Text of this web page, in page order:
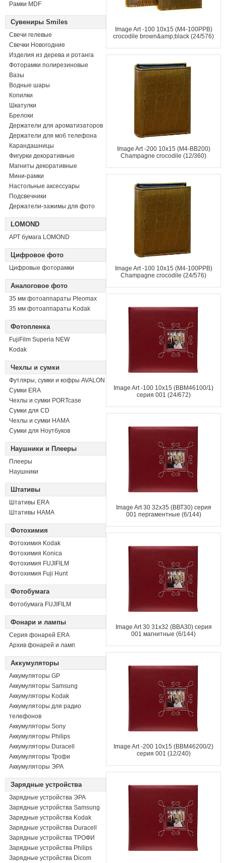
Рамки MDF
Сувениры Smiles
Свечи гелевые
Свечки Новогодние
Изделия из дерева и ротанга
Фоторамки полирезиновые
Вазы
Водные шары
Копилки
Шкатулки
Брелоки
Держатели для ароматизаторов
Держатели для моб телефона
Карандашницы
Фигурки декоративные
Магниты декоративные
Мини-рамки
Настольные аксессуары
Подсвечники
Держатели-зажимы для фото
LOMOND
АРТ бумага LOMOND
Цифровое фото
Цифровые фоторамки
Аналоговое фото
35 мм фотоаппараты Pleomax
35 мм фотоаппараты Kodak
Фотопленка
FujiFilm Superia NEW
Kodak
Чехлы и сумки
Футляры, сумки и кофры AVALON
Сумки ERA
Чехлы и сумки PORTcase
Сумки для CD
Чехлы и сумки HAMA
Сумки для Ноутбуков
Наушники и Плееры
Плееры
Наушники
Штативы
Штативы ERA
Штативы HAMA
Фотохимия
Фотохимия Kodak
Фотохимия Konica
Фотохимия FUJIFILM
Фотохимия Fuji Hunt
Фотобумага
Фотобумага FUJIFILM
Фонари и лампы
Серия фонарей ERA
Архив фонарей и ламп
Аккумуляторы
Аккумуляторы GP
Аккумуляторы Samsung
Аккумуляторы Kodak
Аккумуляторы для радио
телефонов
Аккумуляторы Sony
Аккумуляторы Philips
Аккумуляторы Duracell
Аккумуляторы Трофи
Аккумуляторы ЭРА
Зарядные устройства
Зарядные устройства ЭРА
Зарядные устройства Samsung
Зарядные устройства Kodak
Зарядные устройства Duracell
Зарядные устройства ТРОФИ
Зарядные устройства Philips
Зарядные устройства Dicom
Image Art -100 10x15 (M4-100PPB)
crocodile brown&amp;black (24/576)
Image Art -200 10x15 (M4-BB200)
Champagne crocodile (12/360)
Image Art -100 10x15 (M4-100PPB)
Champagne crocodile (24/576)
Image Art -100 10x15 (BBM46100/1)
серия 001 (24/672)
Image Art 30 32x35 (ВВТ30) серия
001 пергаментные (6/144)
Image Art 30 31x32 (ВВА30) серия
001 магнитные (6/144)
Image Art -200 10x15 (BBM46200/2)
серия 001 (12/240)